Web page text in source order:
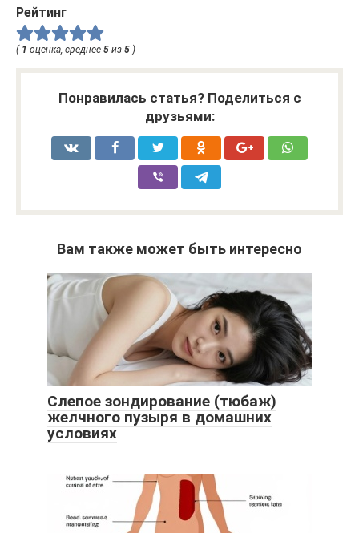
Рейтинг
( 1 оценка, среднее 5 из 5 )
Понравилась статья? Поделиться с
друзьями:
Вам также может быть интересно
Слепое зондирование (тюбаж)
желчного пузыря в домашних
условиях